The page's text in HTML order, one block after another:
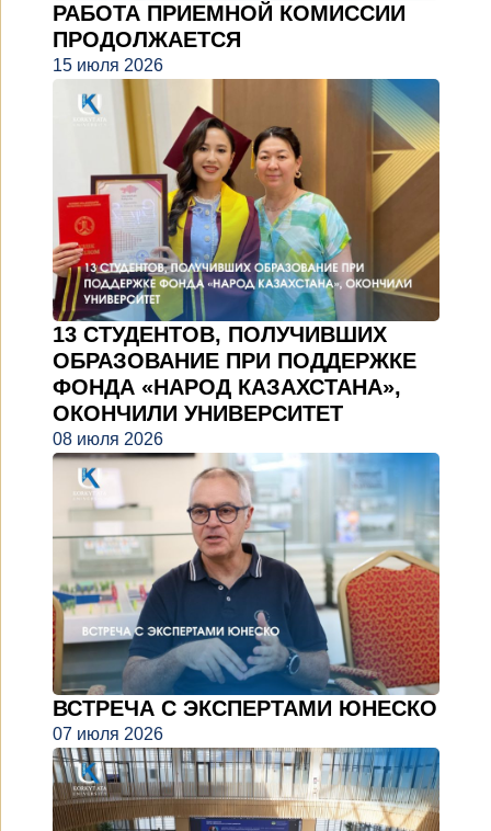
РАБОТА ПРИЕМНОЙ КОМИССИИ
ПРОДОЛЖАЕТСЯ
15 июля 2026
13 СТУДЕНТОВ, ПОЛУЧИВШИХ
ОБРАЗОВАНИЕ ПРИ ПОДДЕРЖКЕ
ФОНДА «НАРОД КАЗАХСТАНА»,
ОКОНЧИЛИ УНИВЕРСИТЕТ
08 июля 2026
ВСТРЕЧА С ЭКСПЕРТАМИ ЮНЕСКО
07 июля 2026